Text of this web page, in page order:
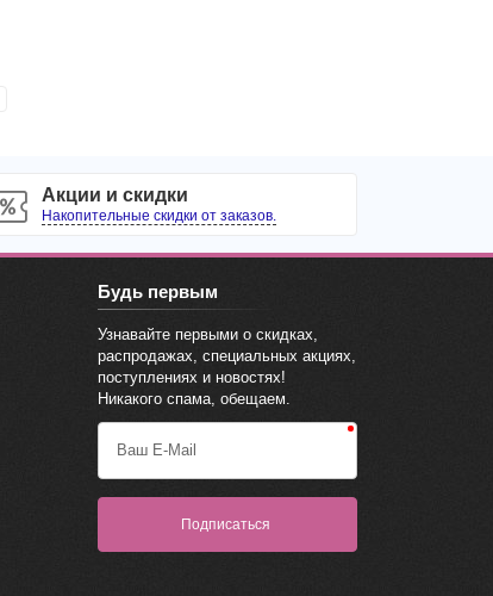
Акции и скидки
Накопительные скидки от заказов.
Будь первым
Узнавайте первыми о скидках,
распродажах, специальных акциях,
поступлениях и новостях!
Никакого спама, обещаем.
Ваш E-Mail
Подписаться